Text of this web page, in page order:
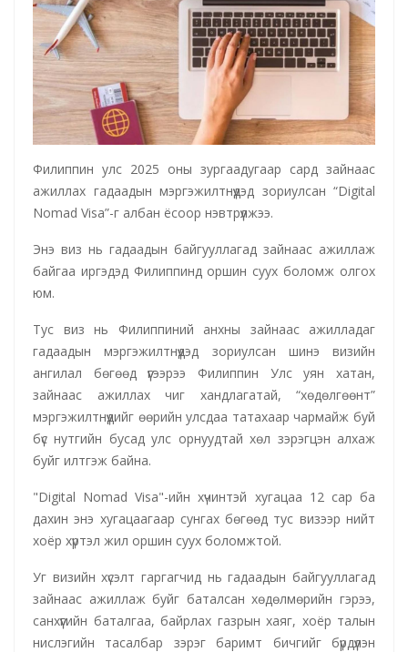
Филиппин улс 2025 оны зургаадугаар сард зайнаас
ажиллах гадаадын мэргэжилтнүүдэд зориулсан “Digital
Nomad Visa”-г албан ёсоор нэвтрүүлжээ.
Энэ виз нь гадаадын байгууллагад зайнаас ажиллаж
байгаа иргэдэд Филиппинд оршин суух боломж олгох
юм.
Тус виз нь Филиппиний анхны зайнаас ажилладаг
гадаадын мэргэжилтнүүдэд зориулсан шинэ визийн
ангилал бөгөөд үүгээрээ Филиппин Улс уян хатан,
зайнаас ажиллах чиг хандлагатай, “хөдөлгөөнт”
мэргэжилтнүүдийг өөрийн улсдаа татахаар чармайж буй
бүс нутгийн бусад улс орнуудтай хөл зэрэгцэн алхаж
буйг илтгэж байна.
"Digital Nomad Visa"-ийн хүчинтэй хугацаа 12 сар ба
дахин энэ хугацаагаар сунгах бөгөөд тус визээр нийт
хоёр хүртэл жил оршин суух боломжтой.
Уг визийн хүсэлт гаргагчид нь гадаадын байгууллагад
зайнаас ажиллаж буйг баталсан хөдөлмөрийн гэрээ,
санхүүгийн баталгаа, байрлах газрын хаяг, хоёр талын
нислэгийн тасалбар зэрэг баримт бичгийг бүрдүүлэн